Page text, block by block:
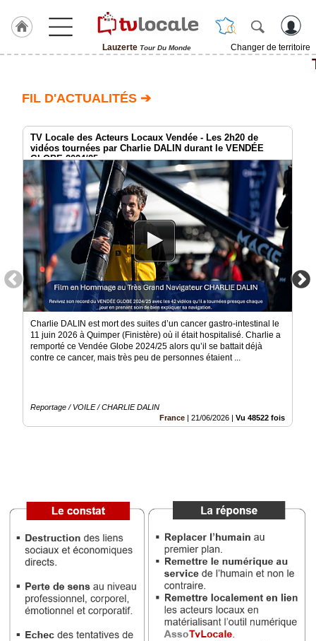
Lauzerte Tour Du Monde
Changer de territoire
Lauzerte
TvLocale
France
Accueil
RUBRIQUES
Agenda
Gazette
Médias
Inscription
FIL D'ACTUALITÉS ➔
TV Locale des Acteurs Locaux Vendée - Les 2h20 de
vidéos tournées par Charlie DALIN durant le VENDÉE
GLOBE 2024/25
Charlie DALIN est mort des suites d’un cancer gastro-intestinal le
11 juin 2026 à Quimper (Finistère) où il était hospitalisé. Charlie a
remporté ce Vendée Globe 2024/25 alors qu’il se battait déjà
contre ce cancer, mais très peu de personnes étaient ...
Reportage / VOILE / CHARLIE DALIN
France
21/06/2026 Vu 48522 fois